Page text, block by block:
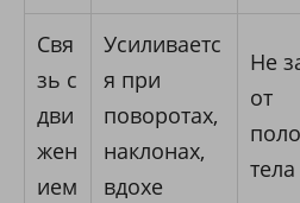
Свя
зь с
дви
жен
ием
Усиливаетс
я при
поворотах,
наклонах,
вдохе
Не
от
тела